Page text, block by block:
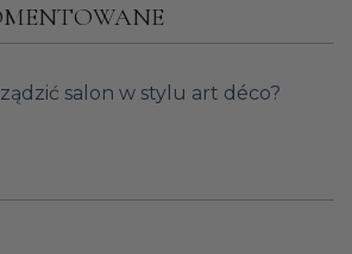
salon w stylu art déco?